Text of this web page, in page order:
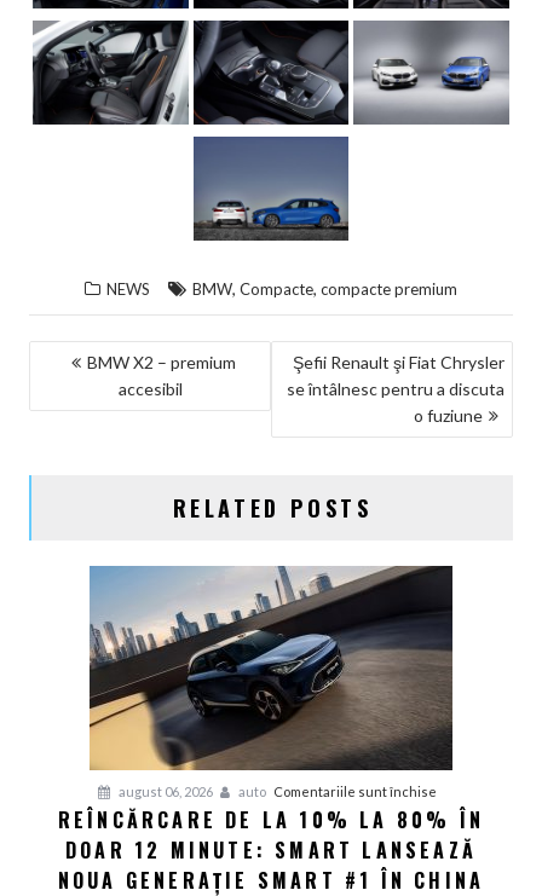
NEWS BMW, Compacte, compacte premium
NAVIGARE
BMW X2 – premium
accesibil
Şefii Renault şi Fiat Chrysler
se întâlnesc pentru a discuta
o fuziune
RELATED POSTS
august 06, 2026 auto Comentariile sunt închise
Reîncărcare
de
la
REÎNCĂRCARE DE LA 10% LA 80% ÎN
DOAR 12 MINUTE: SMART LANSEAZĂ
NOUA GENERAȚIE SMART #1 ÎN CHINA